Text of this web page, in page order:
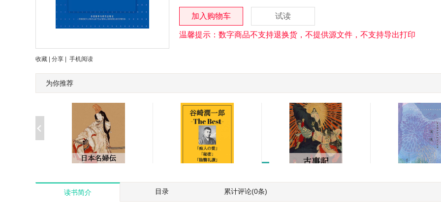
收藏 分享 手机阅读
加入购物车 试读
温馨提示：数字商品不支持退换货，不提供源文件，不支持导出打印
为你推荐
日本名婦伝完全版: 大楠
公夫人、細川ガラシヤ夫
谷崎潤一郎 ザベスト：痴
人の愛、秘密、陰翳礼
訳版
读书简介 目录 累计评论(0条)